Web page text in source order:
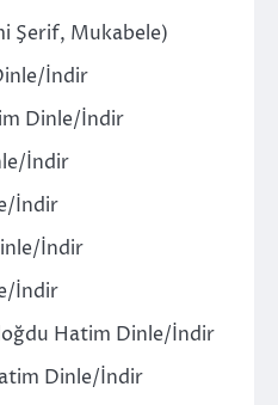
Şerif, Mukabele)
İndir
Dinle/İndir
İndir
İndir
İndir
İndir
Hatim Dinle/İndir
Dinle/İndir